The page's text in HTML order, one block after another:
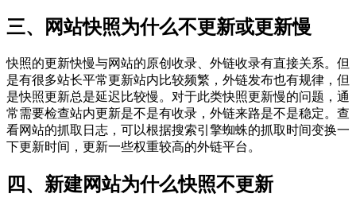
三、网站快照为什么不更新或更新慢
快照的更新快慢与网站的原创收录、外链收录有直接关系。但
是有很多站长平常更新站内比较频繁，外链发布也有规律，但
是快照更新总是延迟比较慢。对于此类快照更新慢的问题，通
常需要检查站内更新是不是有收录，外链来路是不是稳定。查
看网站的抓取日志，可以根据搜索引擎蜘蛛的抓取时间变换一
下更新时间，更新一些权重较高的外链平台。
四、新建网站为什么快照不更新